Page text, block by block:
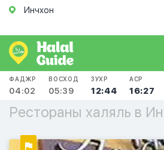
Инчхон
ФАДЖР
04:02
ВОСХОД
05:39
ЗУХР
12:44
АСР
16:27
Рестораны халяль в